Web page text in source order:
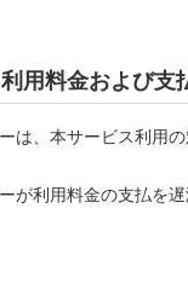
用料金および支
は、本サービス利用
が利用料金の支払を